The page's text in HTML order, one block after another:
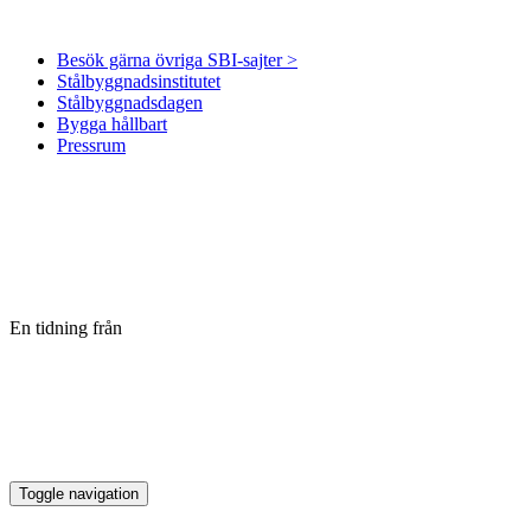
Besök gärna övriga SBI-sajter >
Stålbyggnadsinstitutet
Stålbyggnadsdagen
Bygga hållbart
Pressrum
En tidning från
Toggle navigation